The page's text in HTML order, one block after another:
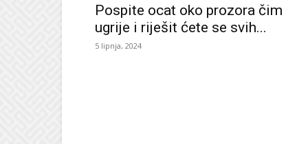
Pospite ocat oko prozora čim
ugrije i riješit ćete se svih...
5 lipnja, 2024